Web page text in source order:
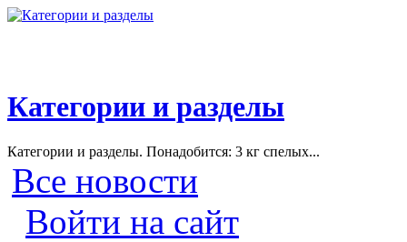
Категории и разделы
Категории и разделы. Понадобится: 3 кг спелых...
Все новости
Войти на сайт